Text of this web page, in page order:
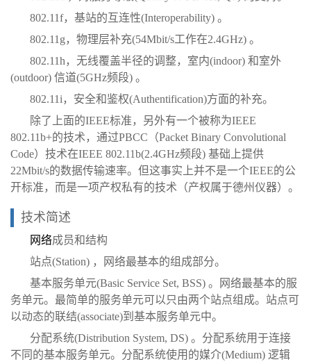
802.11f，基站的互连性(Interoperability) 。
802.11g，物理层补充(54Mbit/s工作在2.4GHz) 。
802.11h，无线覆盖半径的调整，室内(indoor) 和室外
(outdoor) 信道(5GHz频段) 。
802.11i，安全和鉴权(Authentification)方面的补充。
除了上面的IEEE标准，另外有一个被称为IEEE
802.11b+的技术，通过PBCC（Packet Binary Convolutional
Code）技术在IEEE 802.11b(2.4GHz频段) 基础上提供
22Mbit/s的数据传输速率。但这事实上并不是一个IEEE的公
开标准，而是一项产权私有的技术（产权属于德州仪器）。
技术简述
网络成员和结构
站点(Station) ，网络最基本的组成部分。
基本服务单元(Basic Service Set, BSS) 。网络最基本的服
务单元。最简单的服务单元可以只由两个站点组成。站点可
以动态的联结(associate)到基本服务单元中。
分配系统(Distribution System, DS) 。分配系统用于连接
不同的基本服务单元。分配系统使用的媒介(Medium) 逻辑